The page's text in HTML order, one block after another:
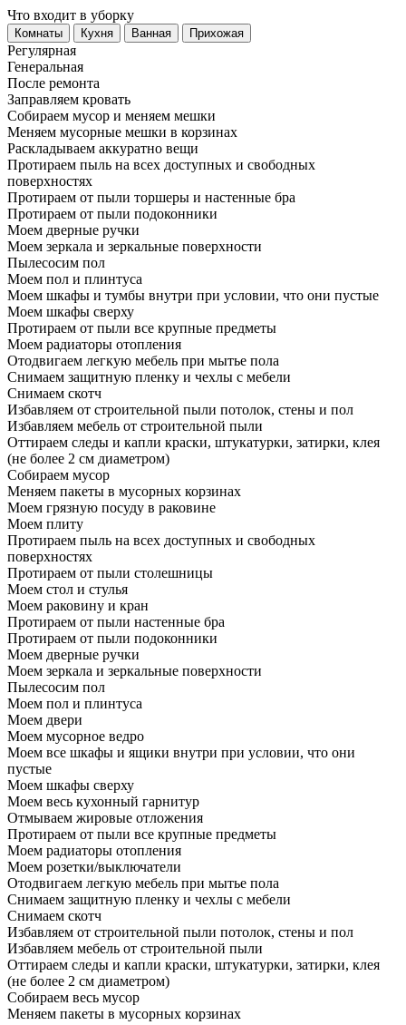
Что входит в уборку
Регу­лярная
Гене­ральная
После ремонта
Заправляем кровать
Собираем мусор и меняем мешки
Меняем мусорные мешки в корзинах
Раскладываем аккуратно вещи
Протираем пыль на всех доступных и свободных
поверхностях
Протираем от пыли торшеры и настенные бра
Протираем от пыли подоконники
Моем дверные ручки
Моем зеркала и зеркальные поверхности
Пылесосим пол
Моем пол и плинтуса
Моем шкафы и тумбы внутри при условии, что они пустые
Моем шкафы сверху
Протираем от пыли все крупные предметы
Моем радиаторы отопления
Отодвигаем легкую мебель при мытье пола
Снимаем защитную пленку и чехлы с мебели
Снимаем скотч
Избавляем от строительной пыли потолок, стены и пол
Избавляем мебель от строительной пыли
Оттираем следы и капли краски, штукатурки, затирки, клея
(не более 2 см диаметром)
Собираем мусор
Меняем пакеты в мусорных корзинах
Моем грязную посуду в раковине
Моем плиту
Протираем пыль на всех доступных и свободных
поверхностях
Протираем от пыли столешницы
Моем стол и стулья
Моем раковину и кран
Протираем от пыли настенные бра
Протираем от пыли подоконники
Моем дверные ручки
Моем зеркала и зеркальные поверхности
Пылесосим пол
Моем пол и плинтуса
Моем двери
Моем мусорное ведро
Моем все шкафы и ящики внутри при условии, что они
пустые
Моем шкафы сверху
Моем весь кухонный гарнитур
Отмываем жировые отложения
Протираем от пыли все крупные предметы
Моем радиаторы отопления
Моем розетки/выключатели
Отодвигаем легкую мебель при мытье пола
Снимаем защитную пленку и чехлы с мебели
Снимаем скотч
Избавляем от строительной пыли потолок, стены и пол
Избавляем мебель от строительной пыли
Оттираем следы и капли краски, штукатурки, затирки, клея
(не более 2 см диаметром)
Собираем весь мусор
Меняем пакеты в мусорных корзинах